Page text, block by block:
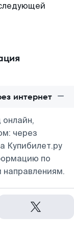
интернет
через
Купибилет.ру
по